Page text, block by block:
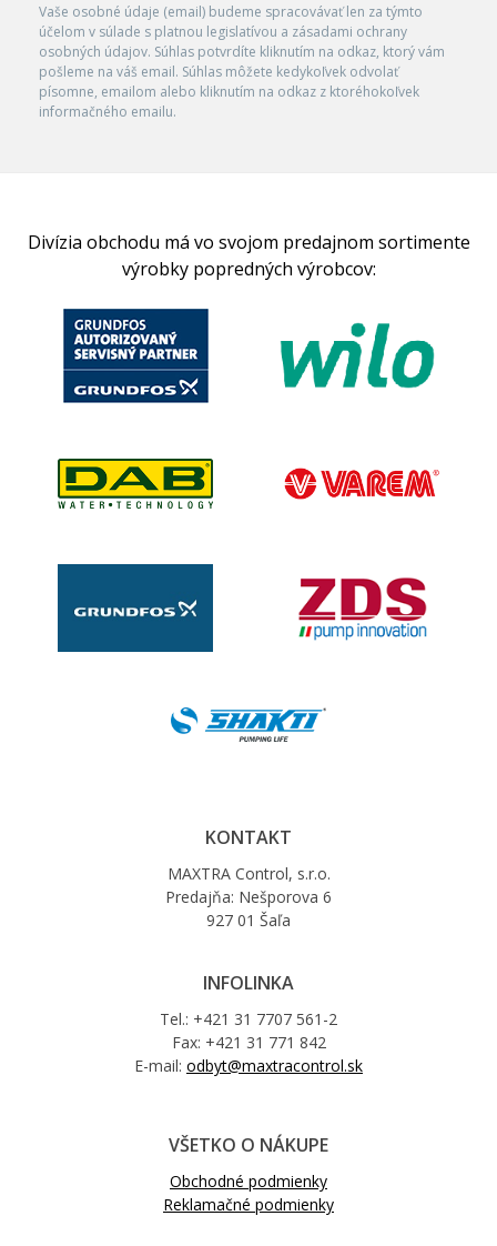
Vaše osobné údaje (email) budeme spracovávať len za týmto
účelom v súlade s platnou legislatívou a zásadami ochrany
osobných údajov. Súhlas potvrdíte kliknutím na odkaz, ktorý vám
pošleme na váš email. Súhlas môžete kedykoľvek odvolať
písomne, emailom alebo kliknutím na odkaz z ktoréhokoľvek
informačného emailu.
Divízia obchodu má vo svojom predajnom sortimente
výrobky popredných výrobcov:
KONTAKT
MAXTRA Control, s.r.o.
Predajňa: Nešporova 6
927 01 Šaľa
INFOLINKA
Tel.: +421 31 7707 561-2
Fax: +421 31 771 842
E-mail: odbyt@maxtracontrol.sk
VŠETKO O NÁKUPE
Obchodné podmienky
Reklamačné podmienky